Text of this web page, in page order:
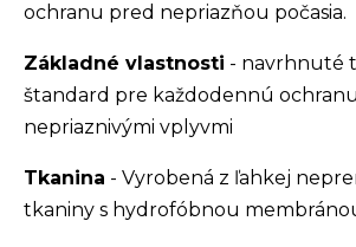
ochranu pred nepriazňou počasia.
Základné vlastnosti - navrhnuté
štandard pre každodennú
nepriaznivými vplyvmi
Tkanina - Vyrobená z ľahkej
tkaniny s hydrofóbnou